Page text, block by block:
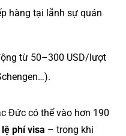
hàng tại lãnh sự quán
từ 50–300 USD/lượt
Đức có thể vào hơn 190
phí visa – trong khi